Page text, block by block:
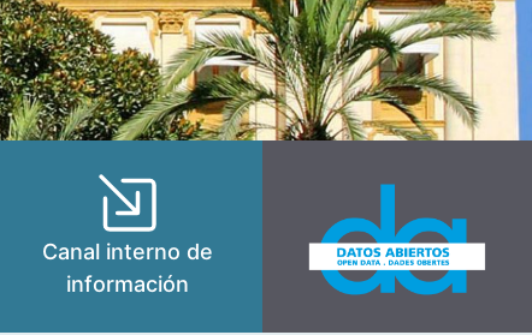
Canal interno de
información